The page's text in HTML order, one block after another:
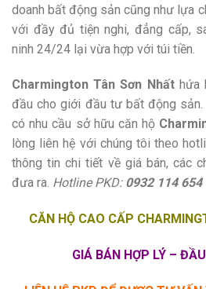
doanh bất động sản cũng như lựa
với đầy đủ tiện nghi, đẳng cấp,
ninh 24/24 lại vừa hợp với túi tiền.
Charmington Tân Sơn Nhất hứa
đầu cho giới đầu tư bất động sản.
có nhu cầu sở hữu căn hộ
lòng liên hệ với chúng tôi theo
thông tin chi tiết về giá bán, các
đưa ra. Hotline PKD: 0932 114 654
CĂN HỘ CAO CẤP
GIÁ BÁN HỢP LÝ –